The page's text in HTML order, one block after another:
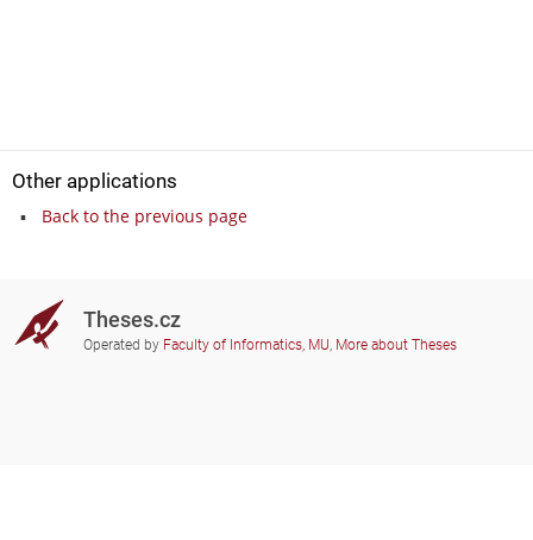
Other applications
Back to the previous page
Theses.cz
Operated by Faculty of Informatics, MU, More about Theses